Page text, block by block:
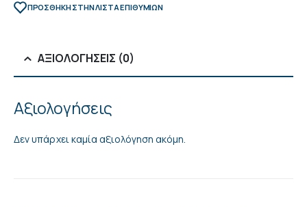
ΠΡΌΣΘΉΚΗ ΣΤΗΝ ΛΊΣΤΑ ΕΠΙΘΥΜΙΏΝ
ΑΞΙΟΛΟΓΉΣΕΙΣ (0)
Αξιολογήσεις
Δεν υπάρχει καμία αξιολόγηση ακόμη.